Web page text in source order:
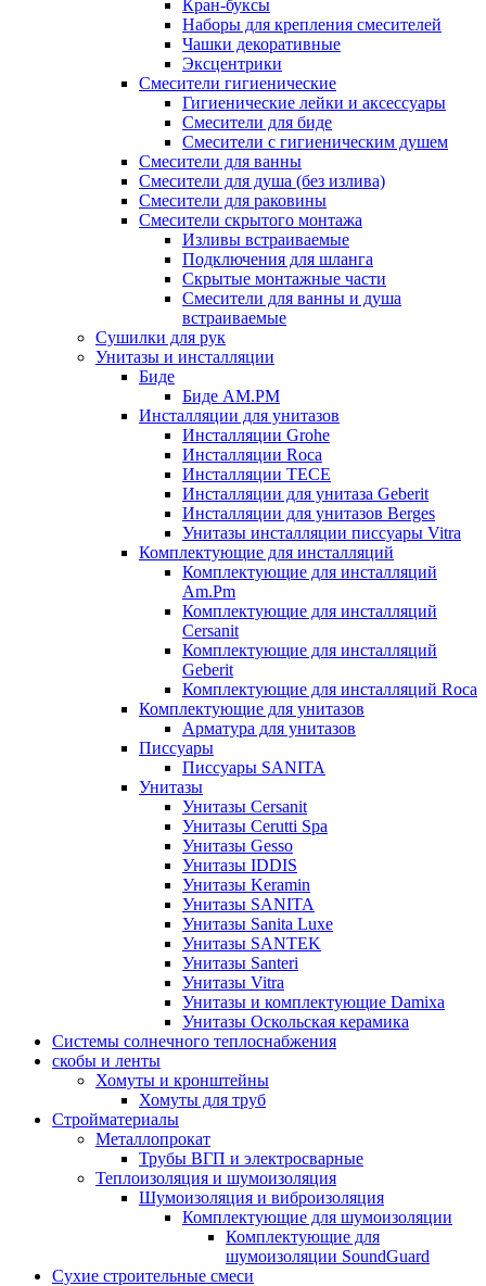
Кран-буксы
Наборы для крепления смесителей
Чашки декоративные
Эксцентрики
Смесители гигиенические
Гигиенические лейки и аксессуары
Смесители для биде
Смесители с гигиеническим душем
Смесители для ванны
Смесители для душа (без излива)
Смесители для раковины
Смесители скрытого монтажа
Изливы встраиваемые
Подключения для шланга
Скрытые монтажные части
Смесители для ванны и душа
встраиваемые
Сушилки для рук
Унитазы и инсталляции
Биде
Биде AM.PM
Инсталляции для унитазов
Инсталляции Grohe
Инсталляции Roca
Инсталляции TECE
Инсталляции для унитаза Geberit
Инсталляции для унитазов Berges
Унитазы инсталляции писсуары Vitra
Комплектующие для инсталляций
Комплектующие для инсталляций
Am.Pm
Комплектующие для инсталляций
Cersanit
Комплектующие для инсталляций
Geberit
Комплектующие для инсталляций Roca
Комплектующие для унитазов
Арматура для унитазов
Писсуары
Писсуары SANITA
Унитазы
Унитазы Cersanit
Унитазы Cerutti Spa
Унитазы Gesso
Унитазы IDDIS
Унитазы Keramin
Унитазы SANITA
Унитазы Sanita Luxe
Унитазы SANTEK
Унитазы Santeri
Унитазы Vitra
Унитазы и комплектующие Damixa
Унитазы Оскольская керамика
Системы солнечного теплоснабжения
скобы и ленты
Хомуты и кронштейны
Хомуты для труб
Стройматериалы
Металлопрокат
Трубы ВГП и электросварные
Теплоизоляция и шумоизоляция
Шумоизоляция и виброизоляция
Комплектующие для шумоизоляции
Комплектующие для
шумоизоляции SoundGuard
Сухие строительные смеси